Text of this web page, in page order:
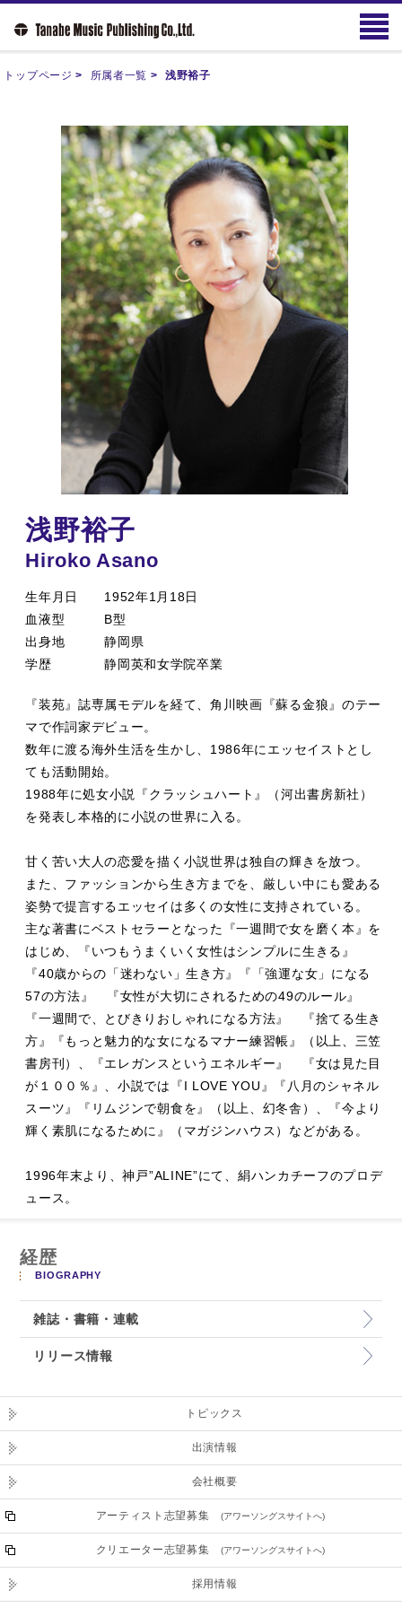
トップページ > 所属者一覧 > 浅野裕子
浅野裕子
Hiroko Asano
生年月日
1952年1月18日
血液型
B型
出身地
静岡県
学歴
静岡英和女学院卒業
『装苑』誌専属モデルを経て、角川映画『蘇る金狼』のテー
マで作詞家デビュー。
数年に渡る海外生活を生かし、1986年にエッセイストとし
ても活動開始。
1988年に処女小説『クラッシュハート』（河出書房新社）
を発表し本格的に小説の世界に入る。
甘く苦い大人の恋愛を描く小説世界は独自の輝きを放つ。
また、ファッションから生き方までを、厳しい中にも愛ある
姿勢で提言するエッセイは多くの女性に支持されている。
主な著書にベストセラーとなった『一週間で女を磨く本』を
はじめ、『いつもうまくいく女性はシンプルに生きる』
『40歳からの「迷わない」生き方』『「強運な女」になる
57の方法』 『女性が大切にされるための49のルール』
『一週間で、とびきりおしゃれになる方法』 『捨てる生き
方』『もっと魅力的な女になるマナー練習帳』（以上、三笠
書房刊）、『エレガンスというエネルギー』 『女は見た目
が１００％』、小説では『I LOVE YOU』『八月のシャネル
スーツ』『リムジンで朝食を』（以上、幻冬舎）、『今より
輝く素肌になるために』（マガジンハウス）などがある。
1996年末より、神戸”ALINE”にて、絹ハンカチーフのプロデ
ュース。
経歴
BIOGRAPHY
雑誌・書籍・連載
リリース情報
トピックス
出演情報
会社概要
アーティスト志望募集 (アワーソングスサイトへ)
クリエーター志望募集 (アワーソングスサイトへ)
採用情報